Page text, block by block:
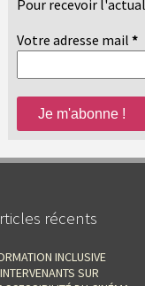
Pour recevoir
Votre adresse mail *
récents
INCLUSIVE
SUR